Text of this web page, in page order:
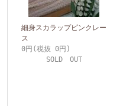
細身スカラップピンクレー
ス
0円(税抜 0円)
SOLD OUT